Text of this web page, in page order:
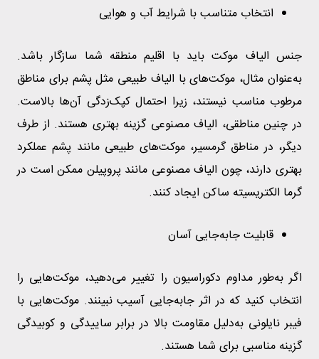
انتخاب متناسب با شرایط آب و هوایی
جنس الیاف موکت باید با اقلیم منطقه شما سازگار باشد.
به‌عنوان مثال، موکت‌های با الیاف طبیعی مثل پشم برای مناطق
مرطوب مناسب نیستند، زیرا احتمال کپک‌زدگی آن‌ها بالاست.
در چنین مناطقی، الیاف مصنوعی گزینه بهتری هستند. از طرف
دیگر، در مناطق گرمسیر، موکت‌های طبیعی مانند پشم عملکرد
بهتری دارند، چون الیاف مصنوعی مانند پروپیلن ممکن است در
گرما الکتریسیته ساکن ایجاد کنند.
قابلیت جابه‌جایی آسان
اگر به‌طور مداوم دکوراسیون را تغییر می‌دهید، موکت‌هایی را
انتخاب کنید که در اثر جابه‌جایی آسیب نبینند. موکت‌هایی با
فیبر نایلونی به‌دلیل مقاومت بالا در برابر ساییدگی و کوبیدگی
گزینه مناسبی برای شما هستند.